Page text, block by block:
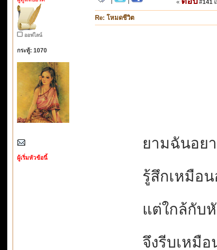
ออฟไลน์
กระทู้: 1070
ผู้เริ่มหัวข้อนี้
« #141
Re: โหมดชีวิต
ยามฉันอย
รู้สึกเหมือ
แต่ใกล้กับ
จึงรีบเหมื